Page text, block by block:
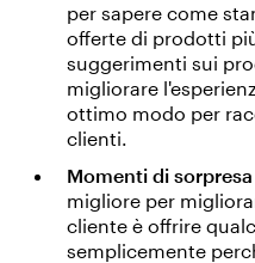
per sapere come
offerte di prodotti
suggerimenti sui
migliorare
ottimo modo per
clienti.
Momenti di
migliore per
cliente è offrire
semplicemente